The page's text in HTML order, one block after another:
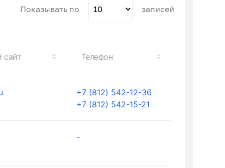
Показывать по записей
сайт Телефон
+7 (812) 542-12-36
+7 (812) 542-15-21
-